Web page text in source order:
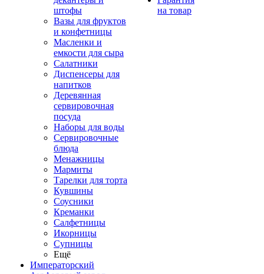
штофы
Вазы для фруктов
и конфетницы
Масленки и
емкости для сыра
Салатники
Диспенсеры для
напитков
Деревянная
сервировочная
посуда
Наборы для воды
Сервировочные
блюда
Менажницы
Мармиты
Тарелки для торта
Кувшины
Соусники
Креманки
Салфетницы
Икорницы
Супницы
Ещё
Императорский
на товар